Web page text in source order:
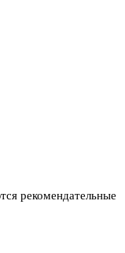
рекомендательные